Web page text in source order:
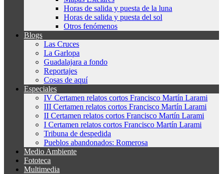
Horas de salida y puesta de la luna
Horas de salida y puesta del sol
Otros fenómenos
Blogs
Las Cruces
La Garlopa
Guadalajara a fondo
Reportajes
Cosas de aquí
Especiales
IV Certamen relatos cortos Francisco Martín Larami
III Certamen relatos cortos Francisco Martín Larami
II Certamen relatos cortos Francisco Martín Larami
I Certamen relatos cortos Francisco Martín Larami
Tribuna de despedida
Pueblos abandonados: Romerosa
Medio Ambiente
Fototeca
Multimedia